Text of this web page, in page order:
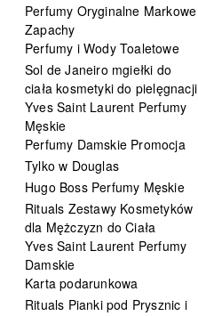
Perfumy Oryginalne Markowe
Zapachy
Perfumy i Wody Toaletowe
Sol de Janeiro mgiełki do
ciała kosmetyki do pielęgnacji
Yves Saint Laurent Perfumy
Męskie
Perfumy Damskie Promocja
Tylko w Douglas
Hugo Boss Perfumy Męskie
Rituals Zestawy Kosmetyków
dla Mężczyzn do Ciała
Yves Saint Laurent Perfumy
Damskie
Karta podarunkowa
Rituals Pianki pod Prysznic i